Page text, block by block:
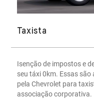
Taxista
Isenção de impostos e
seu táxi 0km. Essas
pela Chevrolet para
associação corporativa.